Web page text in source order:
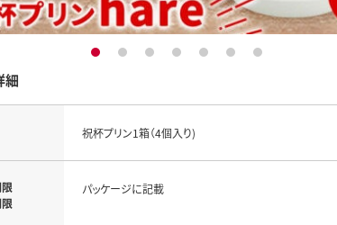
1 2 3 4 5 6 7
細
祝杯プリン1箱（4個入り)
パッケージに記載